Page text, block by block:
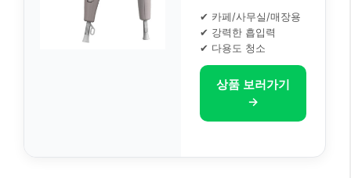
✔ 카페/사무실/매장용
✔ 강력한 흡입력
✔ 다용도 청소
상품 보러가기
→